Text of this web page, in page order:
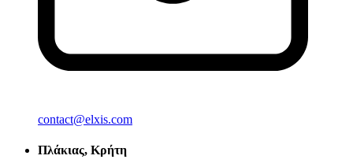
contact@elxis.com
Πλάκιας, Κρήτη